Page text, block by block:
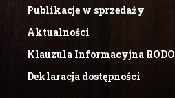
Publikacje w sprzedaży
Aktualności
Klauzula Informacyjna RODO
Deklaracja dostępności